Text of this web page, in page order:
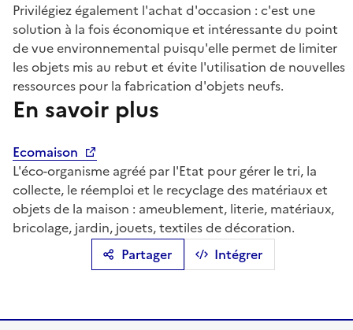
Partager Intégrer
Privilégiez également l'achat d'occasion : c'est une
solution à la fois économique et intéressante du point
de vue environnemental puisqu'elle permet de limiter
les objets mis au rebut et évite l'utilisation de nouvelles
ressources pour la fabrication d'objets neufs.
En savoir plus
Ecomaison
L'éco-organisme agréé par l'Etat pour gérer le tri, la
collecte, le réemploi et le recyclage des matériaux et
objets de la maison : ameublement, literie, matériaux,
bricolage, jardin, jouets, textiles de décoration.